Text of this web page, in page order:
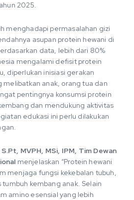
2025.
menghadapi permasalahan gizi
asupan protein hewani di
data, lebih dari 80%
mengalami defisit protein
diperlukan inisiasi gerakan
melibatkan anak, orang tua dan
pentingnya konsumsi protein
dan mendukung aktivitas
edukasi ini perlu dilakukan
MVPH, MSi, IPM, Tim Dewan
menjelaskan “Protein hewani
menjaga fungsi kekebalan tubuh,
kembang anak. Selain
amino esensial yang lebih